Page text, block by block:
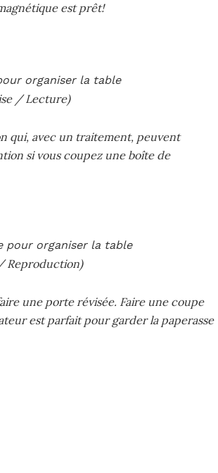
est prêt!
/ Lecture)
qui, avec un traitement, peuvent
si vous coupez une boîte de
Reproduction)
une porte révisée. Faire une coupe
est parfait pour garder la paperasse